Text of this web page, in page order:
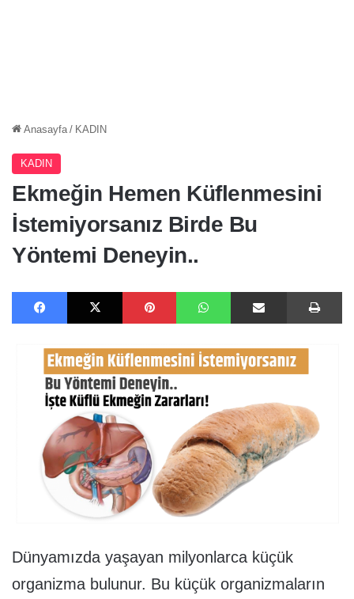
Anasayfa / KADIN
KADIN
Ekmeğin Hemen Küflenmesini
İstemiyorsanız Birde Bu
Yöntemi Deneyin..
Facebook X Pinterest WhatsApp E-Posta ile paylaş
Dünyamızda yaşayan milyonlarca küçük
organizma bulunur. Bu küçük organizmaların